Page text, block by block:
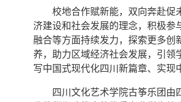
校地合作赋新能，双向奔赴促
济建设和社会发展的理念，积极参
融合等方面持续发力，探索更多
养，助力区域经济社会发展，引领
写中国式现代化四川新篇章、实现
四川文化艺术学院古筝乐团